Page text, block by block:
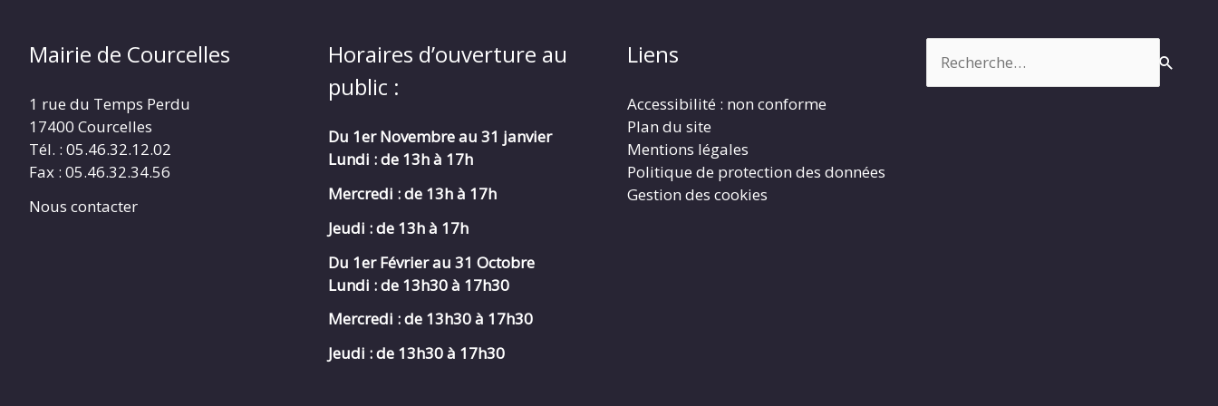
Mairie de Courcelles
1 rue du Temps Perdu
17400 Courcelles
Tél. : 05.46.32.12.02
Fax : 05.46.32.34.56
Nous contacter
Horaires d’ouverture au
public :
Du 1er Novembre au 31 janvier
Lundi : de 13h à 17h
Mercredi :de 13h à 17h
Jeudi : de 13h à 17h
Du 1er Février au 31 Octobre
Lundi : de 13h30 à 17h30
Mercredi :de 13h30 à 17h30
Jeudi : de 13h30 à 17h30
Liens
Accessibilité : non conforme
Plan du site
Mentions légales
Politique de protection des données
Gestion des cookies